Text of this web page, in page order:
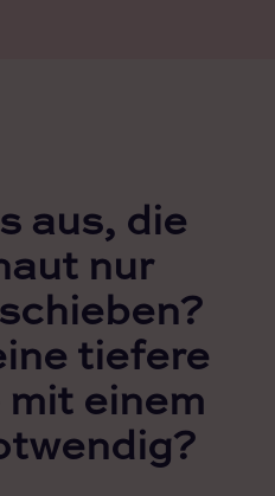
aus, die
nur
tiefere
mit einem